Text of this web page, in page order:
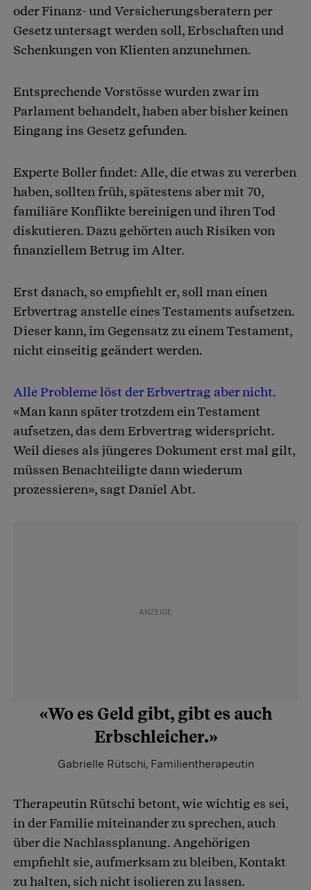
oder Finanz- und Versicherungsberatern per
Gesetz untersagt werden soll, Erbschaften und
Schenkungen von Klienten anzunehmen.
Entsprechende Vorstösse wurden zwar im
Parlament behandelt, haben aber bisher keinen
Eingang ins Gesetz gefunden.
Experte Boller findet: Alle, die etwas zu vererben
haben, sollten früh, spätestens aber mit 70,
familiäre Konflikte bereinigen und ihren Tod
diskutieren. Dazu gehörten auch Risiken von
finanziellem Betrug im Alter.
Erst danach, so empfiehlt er, soll man einen
Erbvertrag anstelle eines Testaments aufsetzen.
Dieser kann, im Gegensatz zu einem Testament,
nicht einseitig geändert werden.
Alle Probleme löst der Erbvertrag aber nicht.
«Man kann später trotzdem ein Testament
aufsetzen, das dem Erbvertrag widerspricht.
Weil dieses als jüngeres Dokument erst mal gilt,
müssen Benachteiligte dann wiederum
prozessieren», sagt Daniel Abt.
«Wo es Geld gibt, gibt es auch
Erbschleicher.»
Gabrielle Rütschi, Familientherapeutin
Therapeutin Rütschi betont, wie wichtig es sei,
in der Familie miteinander zu sprechen, auch
über die Nachlassplanung. Angehörigen
empfiehlt sie, aufmerksam zu bleiben, Kontakt
zu halten, sich nicht isolieren zu lassen.